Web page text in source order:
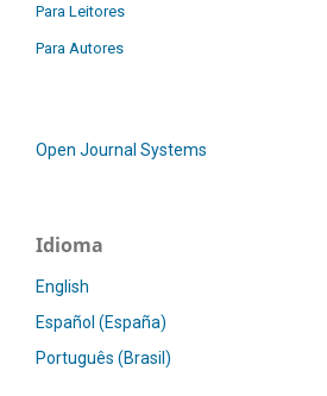
Para Leitores
Para Autores
Open Journal Systems
Idioma
English
Español (España)
Português (Brasil)